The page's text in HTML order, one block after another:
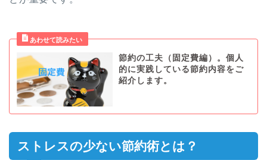
節約の工夫（固定費編）。個人
的に実践している節約内容をご
紹介します。
ストレスの少ない節約術とは？